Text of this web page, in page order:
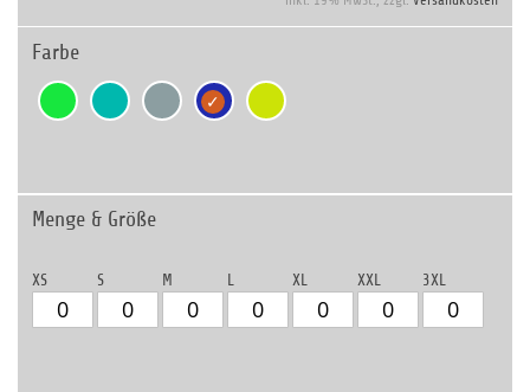
Farbe
Menge & Größe
XS S M L XL XXL 3XL